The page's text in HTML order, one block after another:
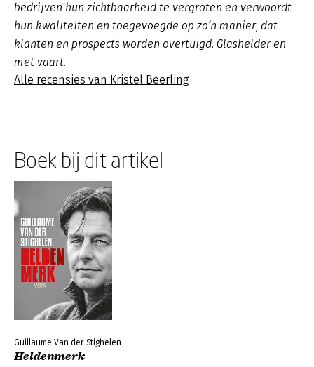
bedrijven hun zichtbaarheid te vergroten en verwoordt
hun kwaliteiten en toegevoegde op zo’n manier, dat
klanten en prospects worden overtuigd. Glashelder en
met vaart.
Alle recensies van Kristel Beerling
Boek bij dit artikel
Guillaume Van der Stighelen
Heldenmerk